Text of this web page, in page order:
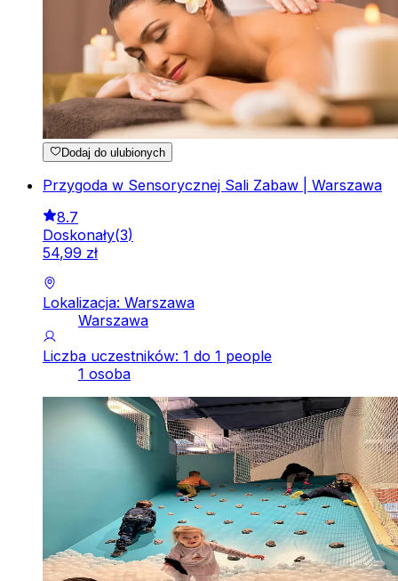
Dodaj do ulubionych
Przygoda w Sensorycznej Sali Zabaw | Warszawa
8.7
Doskonały(3)
54,99 zł
Lokalizacja: Warszawa
Warszawa
Liczba uczestników: 1 do 1 people
1 osoba